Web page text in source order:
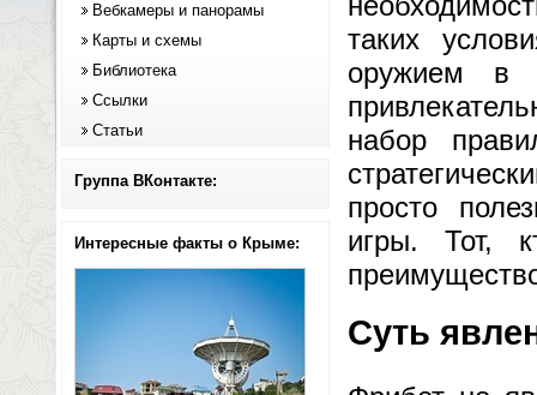
Вебкамеры и панорамы
Карты и схемы
Библиотека
Ссылки
Статьи
Группа ВКонтакте:
Интересные факты о Крыме:
таких
оружием в
набор
просто
игры. Тот,
Суть